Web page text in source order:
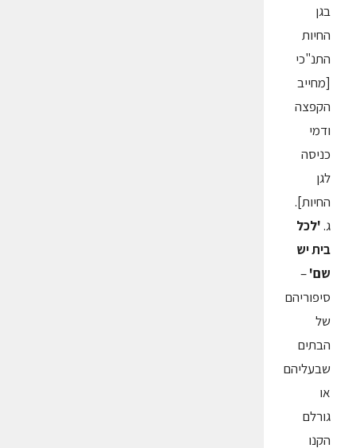
בגן
החיות
התנ"כי
[מחייב
הקפצה
ודמי
כניסה
לגן
החיות].
ג.'לכל
בית יש
שם'–
סיפוריהם
של
הבתים
שבעליהם
או
גורלם
הקנו